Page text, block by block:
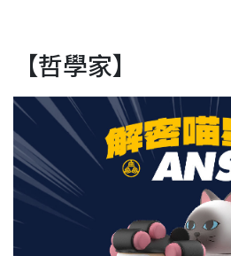
【哲學家】